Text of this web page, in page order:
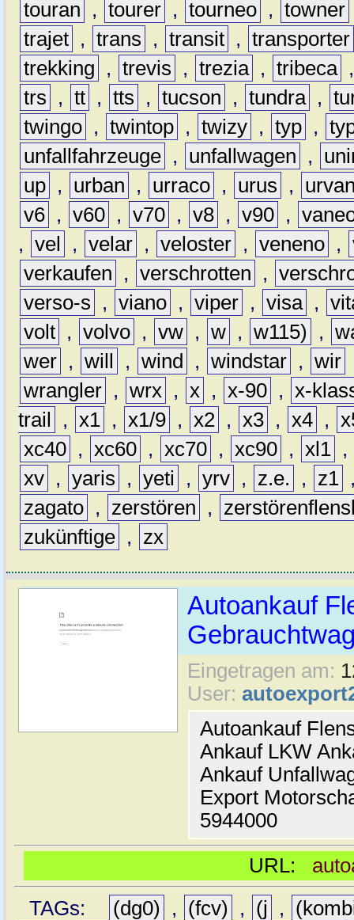
touran , tourer , tourneo , towner
trajet , trans , transit , transporter
trekking
, trevis , trezia , tribeca
trs
, tt , tts , tucson , tundra ,
twingo , twintop , twizy , typ ,
unfallfahrzeuge , unfallwagen ,
up , urban , urraco , urus ,
v6 , v60 , v70 , v8 , v90 ,
, vel , velar , veloster , veneno ,
verkaufen
, verschrotten ,
verso-s
, viano , viper , visa ,
volt , volvo , vw , w , w115) ,
wer , will , wind , windstar , wir
wrangler , wrx , x , x-90 , x-
trail
, x1 , x1/9 , x2 , x3 , x4 ,
xc40 , xc60 , xc70 , xc90 , xl1 ,
xv , yaris , yeti , yrv , z.e. , z1
zagato , zerstören ,
zukünftige , zx
Autoankauf
Eingetragen am:
User:
Autoankauf
Ankauf LKW
Ankauf
Export
5944000
URL:
TAGs:
(dg0) , (fcv) , (j ,